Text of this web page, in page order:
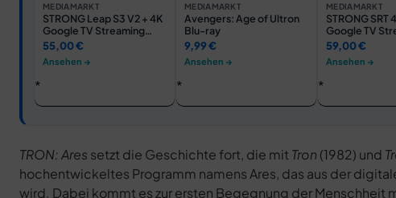
MEDIAMARKT
STRONG Leap S3 V2 + 4K
Google TV Streaming
Box, Weiß
55,00 €
Ansehen →
MEDIAMARKT
Avengers: Age of Ultron
Blu-ray
9,99 €
Ansehen →
MEDIAMARKT
STRONG SRT
Google TV
(incl. DVB-T2
DVB-C2)
Schwarz
59,00 €
Ansehen →
TRON: Ares setzt die Geschichte fort, die mit Tron (1982) und
hochentwickeltes Programm namens Ares, das aus der
wird. Dabei kommt es zur ersten Begegnung der Menschheit